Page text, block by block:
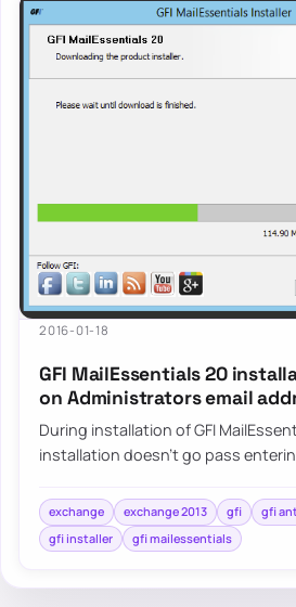
2016-01-18
GFI MailEssentials 20
on Administrators email
During installation of GFI
installation doesn’t go pass
anyth…
exchange exchange 2013 gfi
gfi
gfi installer
gfi mailessentials